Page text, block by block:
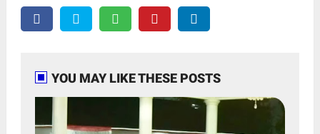
YOU MAY LIKE THESE POSTS